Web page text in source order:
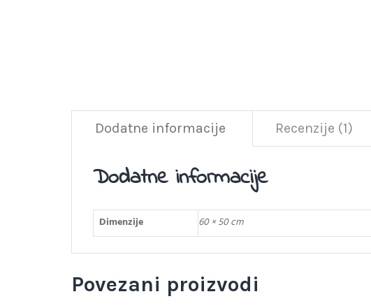
Dodatne informacije Recenzije (1)
Dodatne informacije
Dimenzije 60 × 50 cm
Povezani proizvodi